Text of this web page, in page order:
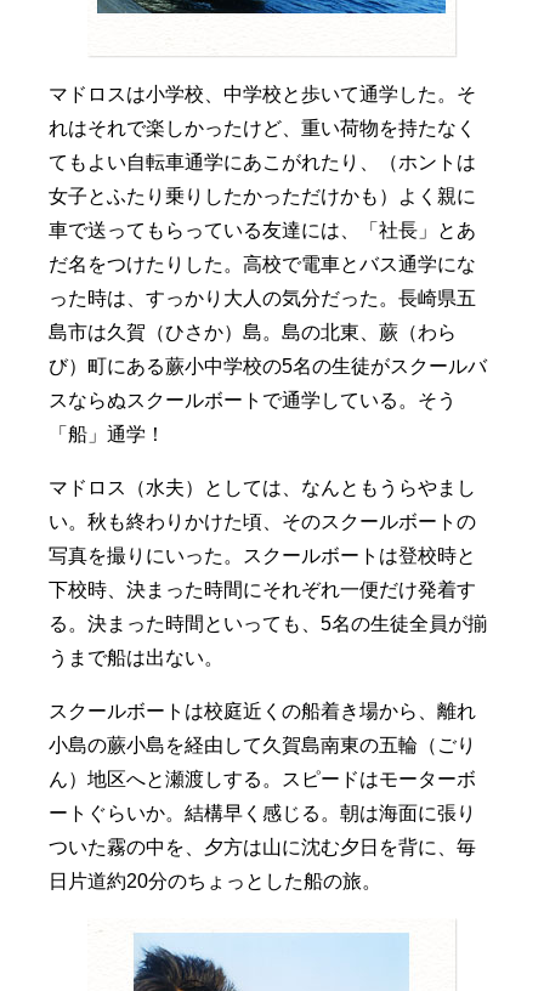
マドロスは小学校、中学校と歩いて通学した。そ
れはそれで楽しかったけど、重い荷物を持たなく
てもよい自転車通学にあこがれたり、（ホントは
女子とふたり乗りしたかっただけかも）よく親に
車で送ってもらっている友達には、「社長」とあ
だ名をつけたりした。高校で電車とバス通学にな
った時は、すっかり大人の気分だった。長崎県五
島市は久賀（ひさか）島。島の北東、蕨（わら
び）町にある蕨小中学校の5名の生徒がスクールバ
スならぬスクールボートで通学している。そう
「船」通学！
マドロス（水夫）としては、なんともうらやまし
い。秋も終わりかけた頃、そのスクールボートの
写真を撮りにいった。スクールボートは登校時と
下校時、決まった時間にそれぞれ一便だけ発着す
る。決まった時間といっても、5名の生徒全員が揃
うまで船は出ない。
スクールボートは校庭近くの船着き場から、離れ
小島の蕨小島を経由して久賀島南東の五輪（ごり
ん）地区へと瀬渡しする。スピードはモーターボ
ートぐらいか。結構早く感じる。朝は海面に張り
ついた霧の中を、夕方は山に沈む夕日を背に、毎
日片道約20分のちょっとした船の旅。